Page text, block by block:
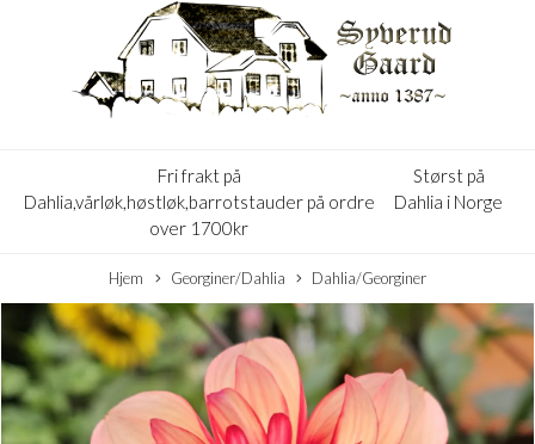
Fri frakt på
Dahlia,vårløk,høstløk,barrotstauder på ordre
over 1700kr
Størst på
Dahlia i Norge
Hjem Georginer/Dahlia Dahlia/Georginer